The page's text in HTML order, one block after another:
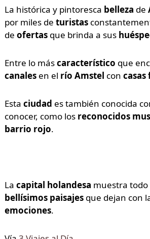
La histórica y pintoresca belleza de
por miles de turistas
de ofertas que brinda a sus
Entre lo máscaracterístico que
canales en el río Amstel con
Esta ciudad es también conocida
conocer, como los reconocidos
barrio rojo.
La capital holandesa muestra todo
bellísimos paisajes que dejan con
emociones.